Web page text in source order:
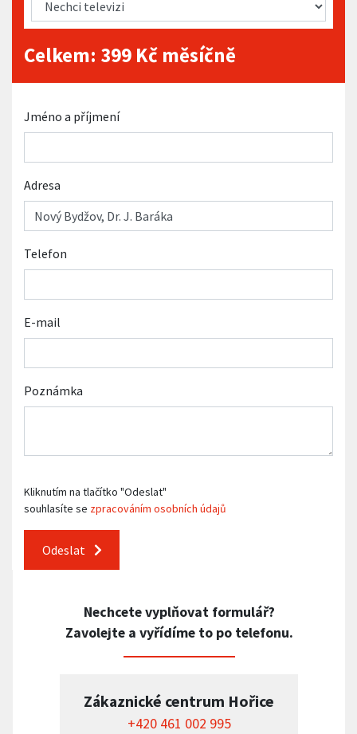
Celkem: 399 Kč měsíčně
Jméno a příjmení
Adresa
Telefon
E-mail
Poznámka
Kliknutím na tlačítko "Odeslat"
souhlasíte se zpracováním osobních údajů
Odeslat
Nechcete vyplňovat formulář?
Zavolejte a vyřídíme to po telefonu.
Zákaznické centrum Hořice
+420 461 002 995